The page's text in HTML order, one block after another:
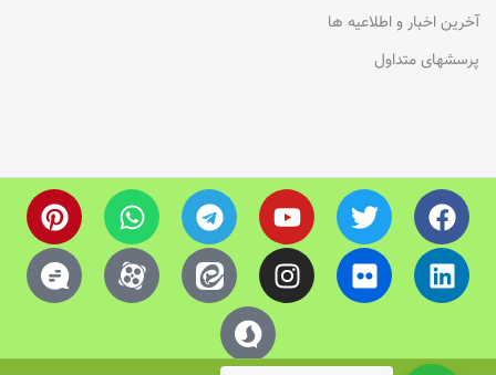
آخرین اخبار و اطلاعیه ها
پرسشهای متداول